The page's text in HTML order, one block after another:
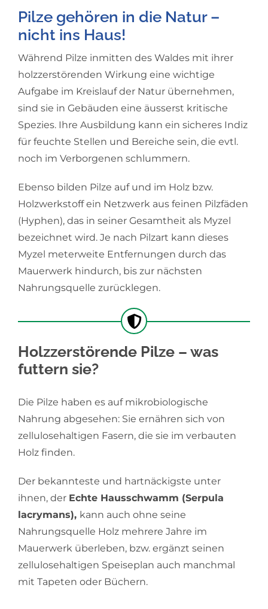
Holzschutz
Pilze gehören in die Natur –
nicht ins Haus!
Während Pilze inmitten des Waldes mit ihrer
holzzerstörenden Wirkung eine wichtige
Aufgabe im Kreislauf der Natur übernehmen,
sind sie in Gebäuden eine äusserst kritische
Spezies. Ihre Ausbildung kann ein sicheres Indiz
für feuchte Stellen und Bereiche sein, die evtl.
noch im Verborgenen schlummern.
Ebenso bilden Pilze auf und im Holz bzw.
Holzwerkstoff ein Netzwerk aus feinen Pilzfäden
(Hyphen), das in seiner Gesamtheit als Myzel
bezeichnet wird. Je nach Pilzart kann dieses
Myzel meterweite Entfernungen durch das
Mauerwerk hindurch, bis zur nächsten
Nahrungsquelle zurücklegen.
Holzzerstörende Pilze – was
futtern sie?
Die Pilze haben es auf mikrobiologische
Nahrung abgesehen: Sie ernähren sich von
zellulosehaltigen Fasern, die sie im verbauten
Holz finden.
Der bekannteste und hartnäckigste unter
ihnen, der Echte Hausschwamm (Serpula
lacrymans), kann auch ohne seine
Nahrungsquelle Holz mehrere Jahre im
Mauerwerk überleben, bzw. ergänzt seinen
zellulosehaltigen Speiseplan auch manchmal
mit Tapeten oder Büchern.